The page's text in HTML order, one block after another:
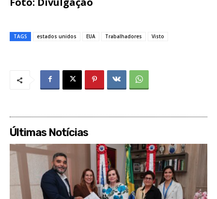
TAGS estados unidos EUA Trabalhadores Visto
Últimas Notícias